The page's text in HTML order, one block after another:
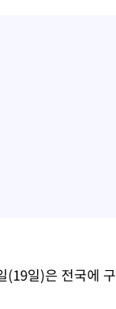
(19일)은 전국에